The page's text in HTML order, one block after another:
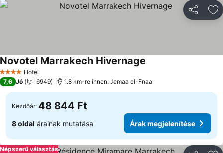
4 KategóriaHotel
Novotel Marrakech Hivernage
7,6 Jó 6949 1.8 km-re innen: Jemaa el-Fnaa
Kezdőár: 48 844 Ft
8 oldal árainak mutatása Árak megjelenítése
Népszerű választás